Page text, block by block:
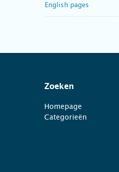
English pages
Zoeken
Homepage
Categorieën